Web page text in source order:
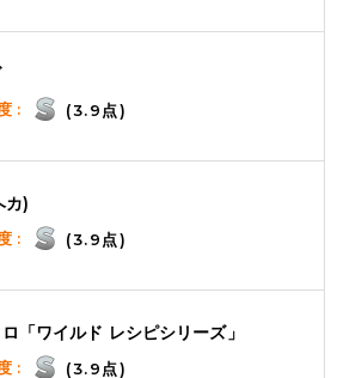
: (3.9点)
カ)
: (3.9点)
「ワイルド レシピシリーズ」
: (3.9点)